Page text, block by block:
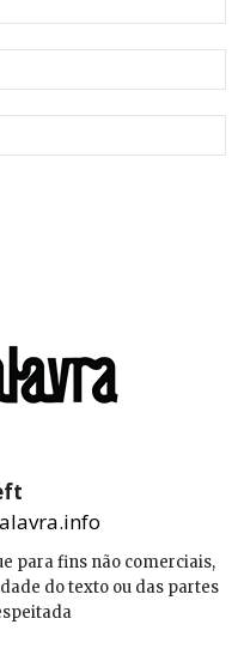
para fins não comerciais,
do texto ou das partes